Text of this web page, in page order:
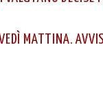
MATTINA.